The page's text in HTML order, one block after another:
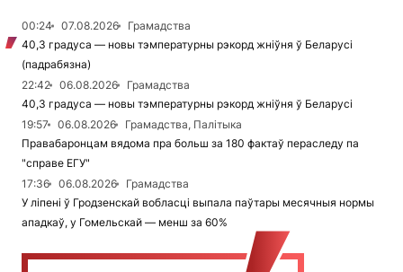
00:24 07.08.2026
Грамадства
40,3 градуса — новы тэмпературны рэкорд жніўня ў Беларусі
(падрабязна)
22:42
06.08.2026
Грамадства
40,3 градуса — новы тэмпературны рэкорд жніўня ў Беларусі
19:57
06.08.2026
Грамадства, Палітыка
Правабаронцам вядома пра больш за 180 фактаў пераследу па
"справе ЕГУ"
17:36
06.08.2026
Грамадства
У ліпені ў Гродзенскай вобласці выпала паўтары месячныя нормы
ападкаў, у Гомельскай — менш за 60%